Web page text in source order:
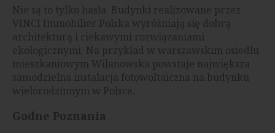
Nie są to tylko hasła. Budynki realizowane przez
VINCI Immobilier Polska wyróżniają się dobrą
architekturą i ciekawymi rozwiązaniami
ekologicznymi. Na przykład w warszawskim osiedlu
mieszkaniowym Wilanowska powstaje największa
samodzielna instalacja fotowoltaiczna na budynku
wielorodzinnym w Polsce.
Godne Poznania